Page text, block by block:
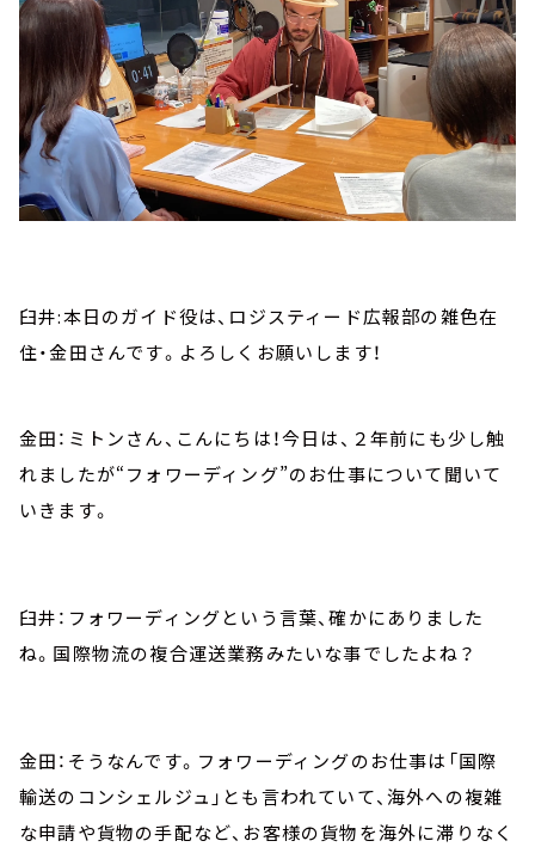
臼井:本日のガイド役は、ロジスティード広報部の雑色在
住・金田さんです。よろしくお願いします！
金田：ミトンさん、こんにちは！今日は、２年前にも少し触
れましたが“フォワーディング”のお仕事について聞いて
いきます。
臼井：フォワーディングという言葉、確かにありました
ね。国際物流の複合運送業務みたいな事でしたよね？
金田：そうなんです。フォワーディングのお仕事は「国際
輸送のコンシェルジュ」とも言われていて、海外への複雑
な申請や貨物の手配など、お客様の貨物を海外に滞りなく